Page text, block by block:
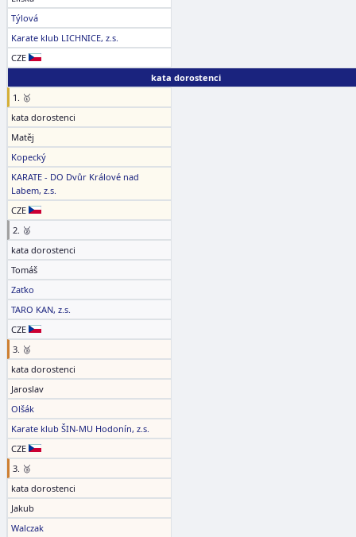
Týlová
Karate klub LICHNICE, z.s.
CZE
kata dorostenci
1. 🥇
kata dorostenci
Matěj
Kopecký
KARATE - DO Dvůr Králové nad
Labem, z.s.
CZE
2. 🥈
kata dorostenci
Tomáš
Zaťko
TARO KAN, z.s.
CZE
3. 🥉
kata dorostenci
Jaroslav
Olšák
Karate klub ŠIN-MU Hodonín, z.s.
CZE
3. 🥉
kata dorostenci
Jakub
Walczak